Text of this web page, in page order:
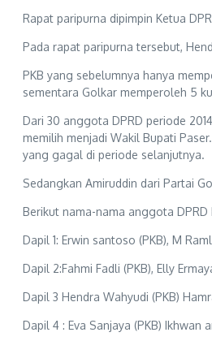
Rapat paripurna dipimpin Ketua
Pada rapat paripurna tersebut,
PKB yang sebelumnya hanya
sementara Golkar memperoleh 5
Dari 30 anggota DPRD periode
memilih menjadi Wakil Bupati
yang gagal di periode selanjutnya.
Sedangkan Amiruddin dari Partai
Berikut nama-nama anggota
Dapil 1: Erwin santoso (PKB), M
Dapil 2:Fahmi Fadli (PKB), Elly
Dapil 3 Hendra Wahyudi (PKB)
Dapil 4 : Eva Sanjaya (PKB) Ikhwan